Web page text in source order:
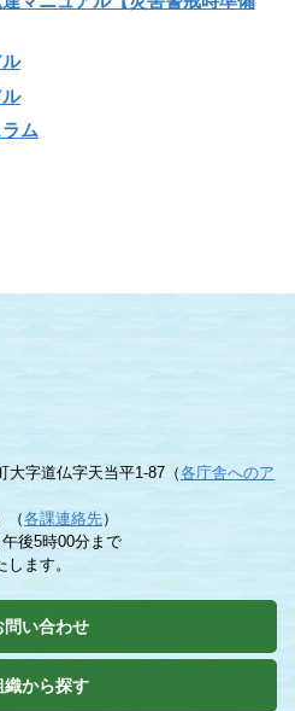
ム
字道仏字天当平1-87（各庁舎へのア
（各課連絡先）
後5時00分まで
ます。
問い合わせ
織から探す